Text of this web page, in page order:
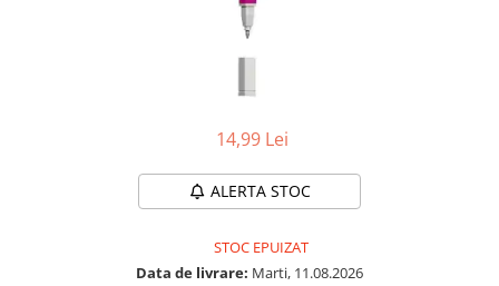
Deflectoare pentru aer conditionat
Echipament protectie bicicleta si
Haine & accesorii plaja
14,99 Lei
ALERTA STOC
STOC EPUIZAT
Data de livrare: Marti, 11.08.2026